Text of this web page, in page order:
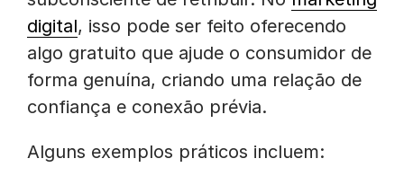
digital, isso pode ser feito oferecendo
algo gratuito que ajude o consumidor de
forma genuína, criando uma relação de
confiança e conexão prévia.
Alguns exemplos práticos incluem: